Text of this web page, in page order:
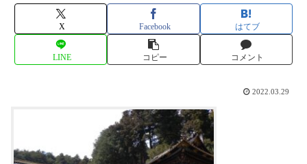
X Facebook はてブ
LINE コピー コメント
2022.03.29